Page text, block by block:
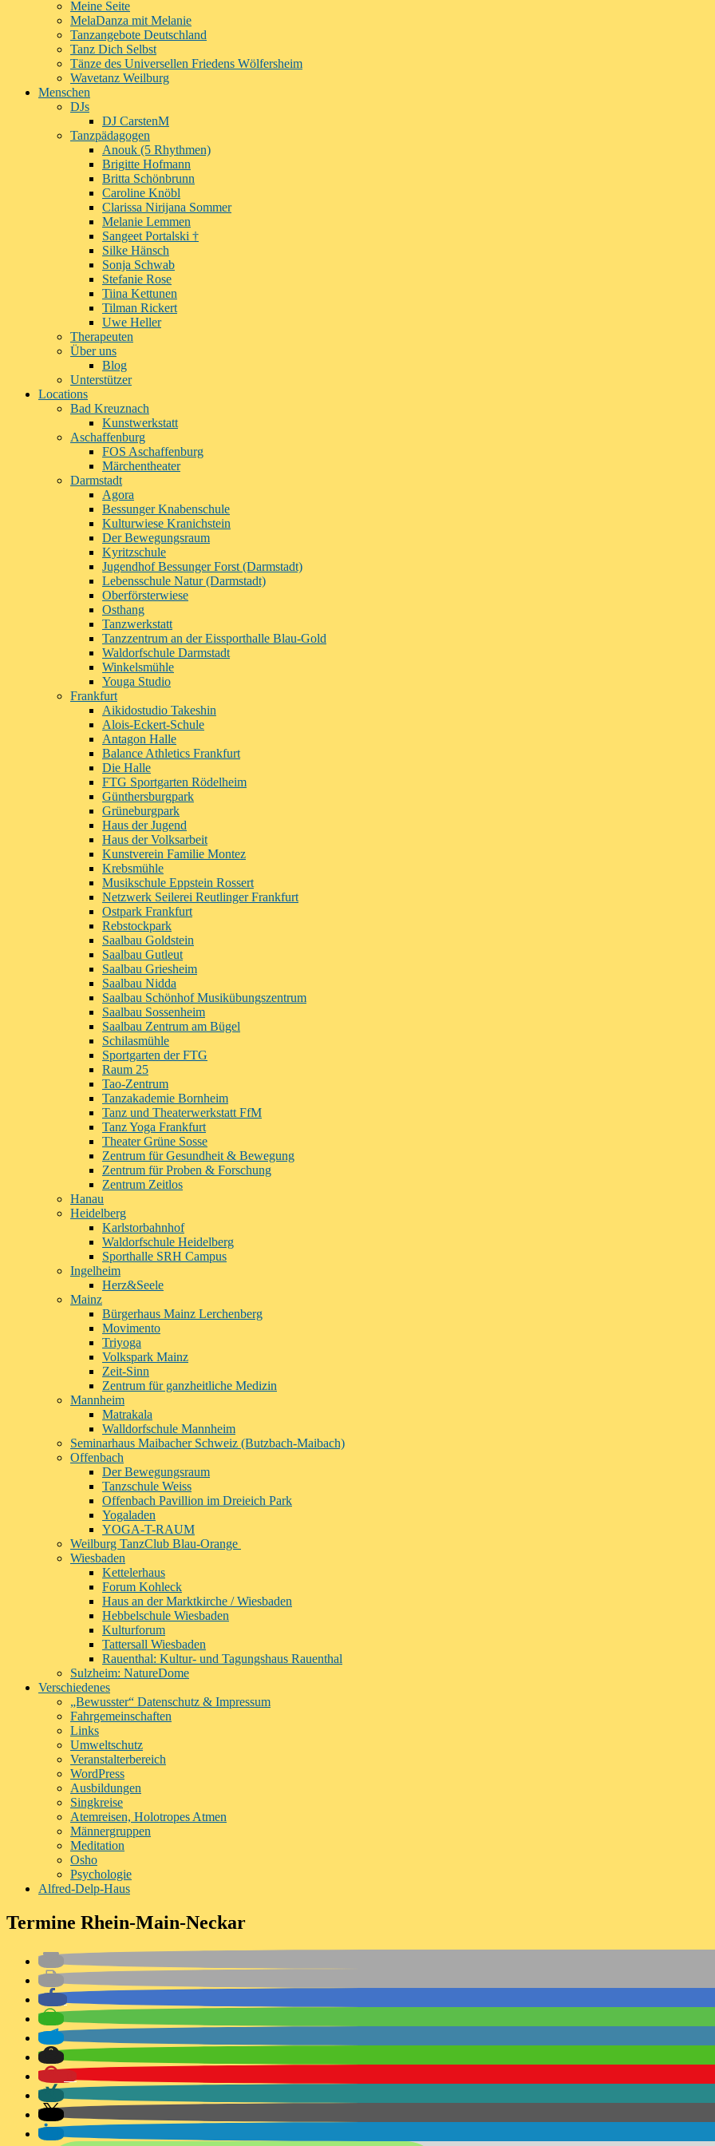
Meine Seite
MelaDanza mit Melanie
Tanzangebote Deutschland
Tanz Dich Selbst
Tänze des Universellen Friedens Wölfersheim
Wavetanz Weilburg
Menschen
DJs
DJ CarstenM
Tanzpädagogen
Anouk (5 Rhythmen)
Brigitte Hofmann
Britta Schönbrunn
Caroline Knöbl
Clarissa Nirijana Sommer
Melanie Lemmen
Sangeet Portalski †
Silke Hänsch
Sonja Schwab
Stefanie Rose
Tiina Kettunen
Tilman Rickert
Uwe Heller
Therapeuten
Über uns
Blog
Unterstützer
Locations
Bad Kreuznach
Kunstwerkstatt
Aschaffenburg
FOS Aschaffenburg
Märchentheater
Darmstadt
Agora
Bessunger Knabenschule
Kulturwiese Kranichstein
Der Bewegungsraum
Kyritzschule
Jugendhof Bessunger Forst (Darmstadt)
Lebensschule Natur (Darmstadt)
Oberförsterwiese
Osthang
Tanzwerkstatt
Tanzzentrum an der Eissporthalle Blau-Gold
Waldorfschule Darmstadt
Winkelsmühle
Youga Studio
Frankfurt
Aikidostudio Takeshin
Alois-Eckert-Schule
Antagon Halle
Balance Athletics Frankfurt
Die Halle
FTG Sportgarten Rödelheim
Günthersburgpark
Grüneburgpark
Haus der Jugend
Haus der Volksarbeit
Kunstverein Familie Montez
Krebsmühle
Musikschule Eppstein Rossert
Netzwerk Seilerei Reutlinger Frankfurt
Ostpark Frankfurt
Rebstockpark
Saalbau Goldstein
Saalbau Gutleut
Saalbau Griesheim
Saalbau Nidda
Saalbau Schönhof Musikübungszentrum
Saalbau Sossenheim
Saalbau Zentrum am Bügel
Schilasmühle
Sportgarten der FTG
Raum 25
Tao-Zentrum
Tanzakademie Bornheim
Tanz und Theaterwerkstatt FfM
Tanz Yoga Frankfurt
Theater Grüne Sosse
Zentrum für Gesundheit & Bewegung
Zentrum für Proben & Forschung
Zentrum Zeitlos
Hanau
Heidelberg
Karlstorbahnhof
Waldorfschule Heidelberg
Sporthalle SRH Campus
Ingelheim
Herz&Seele
Mainz
Bürgerhaus Mainz Lerchenberg
Movimento
Triyoga
Volkspark Mainz
Zeit-Sinn
Zentrum für ganzheitliche Medizin
Mannheim
Matrakala
Walldorfschule Mannheim
Seminarhaus Maibacher Schweiz (Butzbach-Maibach)
Offenbach
Der Bewegungsraum
Tanzschule Weiss
Offenbach Pavillion im Dreieich Park
Yogaladen
YOGA-T-RAUM
Weilburg TanzClub Blau-Orange
Wiesbaden
Kettelerhaus
Forum Kohleck
Haus an der Marktkirche / Wiesbaden
Hebbelschule Wiesbaden
Kulturforum
Tattersall Wiesbaden
Rauenthal: Kultur- und Tagungshaus Rauenthal
Sulzheim: NatureDome
Verschiedenes
„Bewusster“ Datenschutz & Impressum
Fahrgemeinschaften
Links
Umweltschutz
Veranstalterbereich
WordPress
Ausbildungen
Singkreise
Atemreisen, Holotropes Atmen
Männergruppen
Meditation
Osho
Psychologie
Alfred-Delp-Haus
Termine Rhein-Main-Neckar